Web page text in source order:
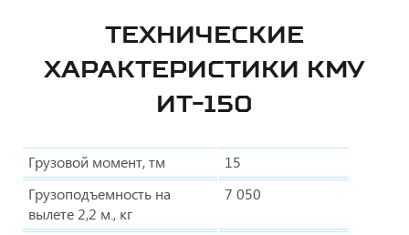
ТЕХНИЧЕСКИЕ
ХАРАКТЕРИСТИКИ КМУ
ИТ-150
Грузовой момент, тм
15
Грузоподъемность на
вылете 2,2 м., кг
7 050